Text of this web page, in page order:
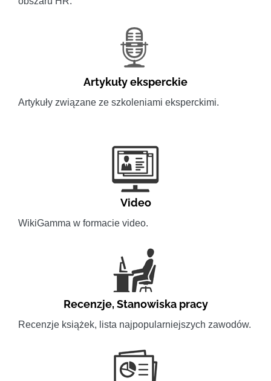
Artykuły eksperckie
Artykuły związane ze szkoleniami eksperckimi.
Video
WikiGamma w formacie video.
Recenzje,Stanowiska pracy
Recenzje książek, lista najpopularniejszych zawodów.